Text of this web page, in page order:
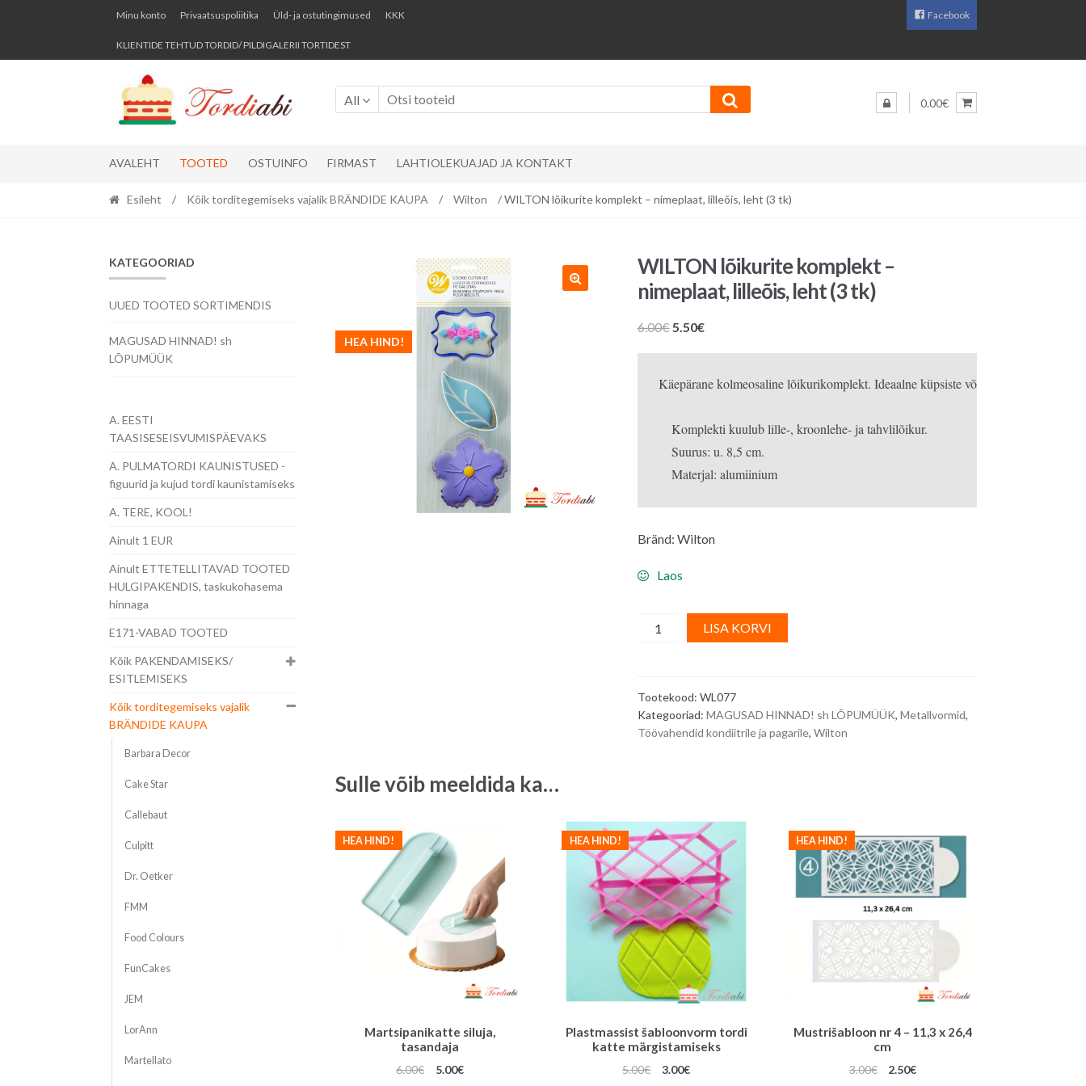
Skip
navigation
Skip
content
Minu konto Privaatsuspoliitika Üld- ja ostutingimused KKK
KLIENTIDE TEHTUD TORDID/ PILDIGALERII TORTIDEST
Facebook
All 0.00€
AVALEHT TOOTED OSTUINFO FIRMAST LAHTIOLEKUAJAD JA KONTAKT
Esileht / Kõik torditegemiseks vajalik BRÄNDIDE KAUPA / Wilton / WILTON lõikurite komplekt – nimeplaat, lilleõis, leht (3 tk)
HEA HIND!
WILTON lõikurite komplekt –
nimeplaat, lilleõis, leht (3 tk)
6.00€ Algne
6.00€.
5.50€Praegune
5.50€.
Käepärane kolmeosaline lõikurikomplekt. Ideaalne küpsiste või fondantkaunistuste
    Komplekti kuulub lille-, kroonlehe- ja tahvlilõikur.
    Suurus: u. 8,5 cm.
    Materjal: alumiinium
Bränd: Wilton
Laos
WILTON
lõikurite
nimeplaat,
lilleõis,
LISA KORVI
l
n
Tootekood: WL077
Kategooriad: MAGUSAD HINNAD! sh LÕPUMÜÜK, Metallvormid,
Töövahendid kondiitrile ja pagarile, Wilton
Sulle võib meeldida ka…
Martsipanikatte siluja,
tasandaja
HEA HIND!
6.00€
Algne
5.00€Praegune
Plastmassist šabloonvorm tordi
katte märgistamiseks
HEA HIND!
5.00€
Algne
3.00€Praegune
Mustrišabloon nr 4 – 11,3 x 26,4
cm
HEA HIND!
3.00€
Algne
2.50€Praegune
KATEGOORIAD
UUED TOOTED SORTIMENDIS
MAGUSAD HINNAD! sh
LÕPUMÜÜK
A. EESTI
TAASISESEISVUMISPÄEVAKS
A. PULMATORDI KAUNISTUSED -
figuurid ja kujud tordi kaunistamiseks
A. TERE, KOOL!
Ainult 1 EUR
Ainult ETTETELLITAVAD TOOTED
HULGIPAKENDIS, taskukohasema
hinnaga
E171-VABAD TOOTED
Kõik PAKENDAMISEKS/
ESITLEMISEKS
Kõik torditegemiseks vajalik
BRÄNDIDE KAUPA
Barbara Decor
Cake Star
Callebaut
Culpitt
Dr. Oetker
FMM
Food Colours
FunCakes
JEM
LorAnn
Martellato